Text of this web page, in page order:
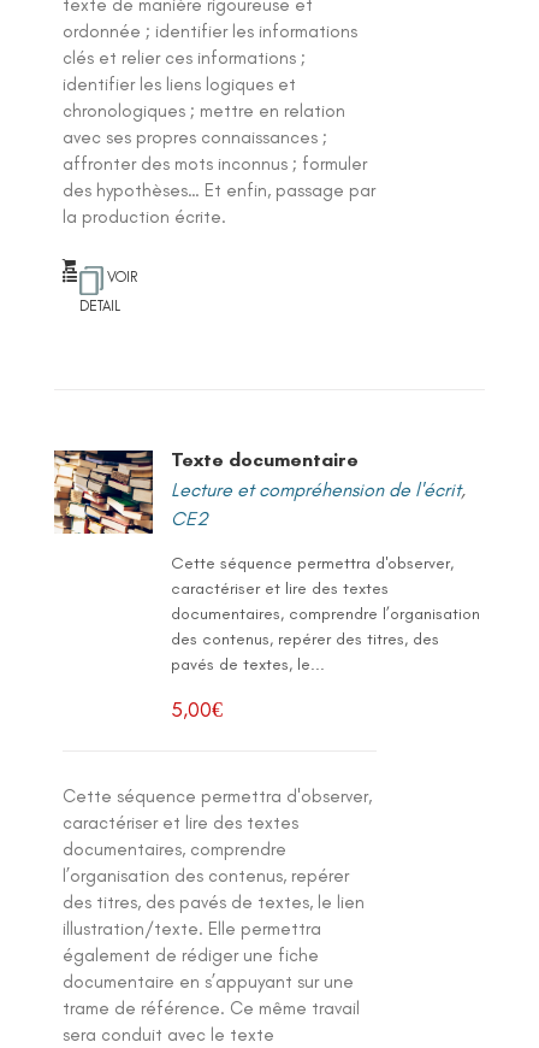
ordonnée ; identifier les informations
clés et relier ces informations ;
identifier les liens logiques et
chronologiques ; mettre en relation
avec ses propres connaissances ;
affronter des mots inconnus ; formuler
des hypothèses… Et enfin, passage par
la production écrite.
VOIR
DETAIL
Texte documentaire
Lecture et compréhension de l'écrit,
CE2
Cette séquence permettra d'observer,
caractériser et lire des textes
documentaires, comprendre l’organisation
des contenus, repérer des titres, des
pavés de textes, le...
5,00€
Cette séquence permettra d'observer,
caractériser et lire des textes
documentaires, comprendre
l’organisation des contenus, repérer
des titres, des pavés de textes, le lien
illustration/texte. Elle permettra
également de rédiger une fiche
documentaire en s’appuyant sur une
trame de référence. Ce même travail
sera conduit avec le texte